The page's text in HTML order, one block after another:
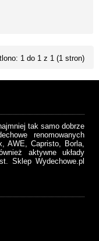
1 do 1 z 1 (1 stron)
tak samo dobrze
renomowanych
AWE, Capristo, Borla,
aktywne układy
Sklep Wydechowe.pl